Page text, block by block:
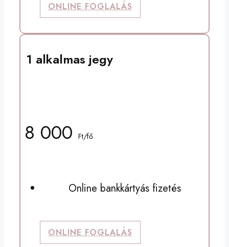
ONLINE FOGLALÁS
1 alkalmas jegy
8 000Ft/fő
Online bankkártyás fizetés
ONLINE FOGLALÁS